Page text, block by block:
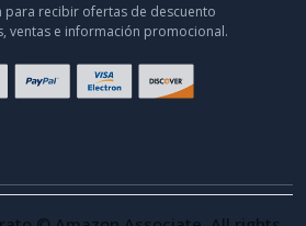
para recibir ofertas de descuento
ventas e información promocional.